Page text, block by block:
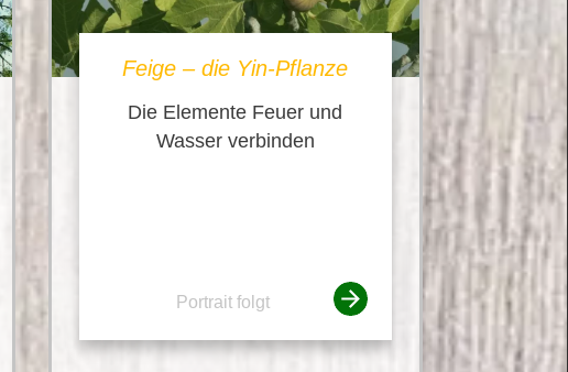
Feige – die Yin-Pflanze
Die Elemente Feuer und
Wasser verbinden
Portrait folgt